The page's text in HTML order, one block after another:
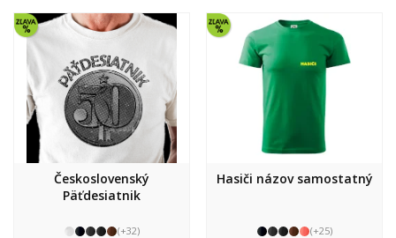
Československý
Päťdesiatnik
(+32)
Hasiči názov samostatný
(+25)